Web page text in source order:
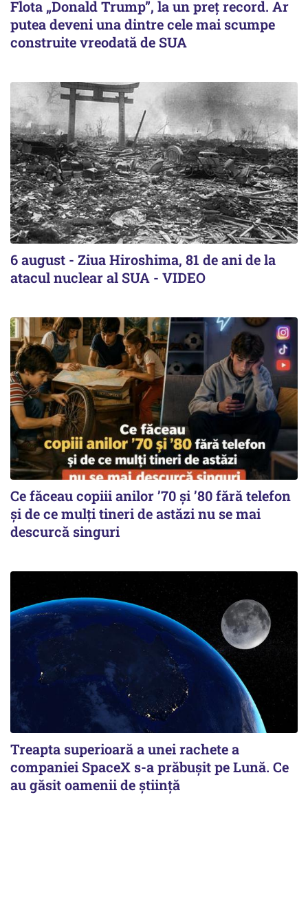
Flota „Donald Trump”, la un preț record. Ar
putea deveni una dintre cele mai scumpe
construite vreodată de SUA
6 august - Ziua Hiroshima, 81 de ani de la
atacul nuclear al SUA - VIDEO
Ce făceau copiii anilor ’70 și ’80 fără telefon
și de ce mulți tineri de astăzi nu se mai
descurcă singuri
Treapta superioară a unei rachete a
companiei SpaceX s-a prăbușit pe Lună. Ce
au găsit oamenii de știință